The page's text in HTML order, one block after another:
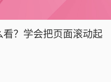
？学会把页面滚动起